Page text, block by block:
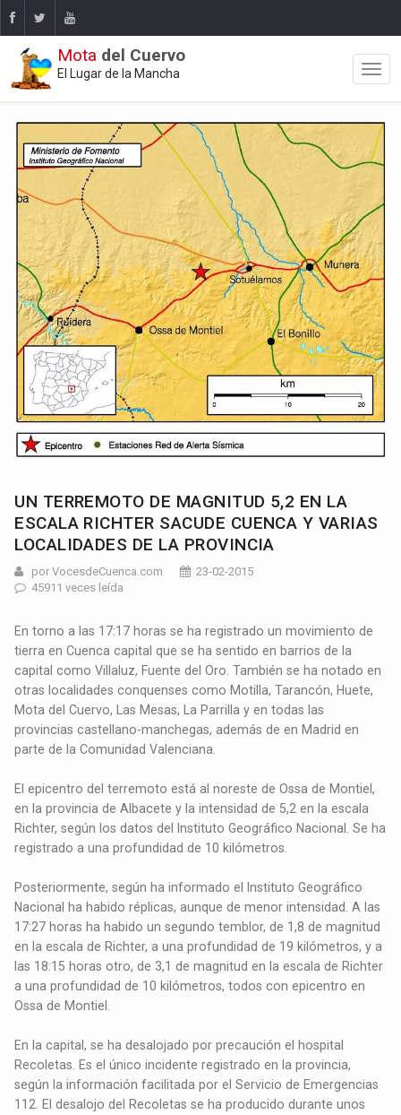
Mota del Cuervo
El Lugar de la Mancha
UN TERREMOTO DE MAGNITUD 5,2 EN LA
ESCALA RICHTER SACUDE CUENCA Y VARIAS
LOCALIDADES DE LA PROVINCIA
por VocesdeCuenca.com
23-02-2015
45911 veces leída
En torno a las 17:17 horas se ha registrado un movimiento de
tierra en Cuenca capital que se ha sentido en barrios de la
capital como Villaluz, Fuente del Oro. También se ha notado en
otras localidades conquenses como Motilla, Tarancón, Huete,
Mota del Cuervo, Las Mesas, La Parrilla y en todas las
provincias castellano-manchegas, además de en Madrid en
parte de la Comunidad Valenciana.
El epicentro del terremoto está al noreste de Ossa de Montiel,
en la provincia de Albacete y la intensidad de 5,2 en la escala
Richter, según los datos del Instituto Geográfico Nacional. Se ha
registrado a una profundidad de 10 kilómetros.
Posteriormente, según ha informado el Instituto Geográfico
Nacional ha habido réplicas, aunque de menor intensidad. A las
17:27 horas ha habido un segundo temblor, de 1,8 de magnitud
en la escala de Richter, a una profundidad de 19 kilómetros, y a
las 18:15 horas otro, de 3,1 de magnitud en la escala de Richter
a una profundidad de 10 kilómetros, todos con epicentro en
Ossa de Montiel.
En la capital, se ha desalojado por precaución el hospital
Recoletas. Es el único incidente registrado en la provincia,
según la información facilitada por el Servicio de Emergencias
112. El desalojo del Recoletas se ha producido durante unos